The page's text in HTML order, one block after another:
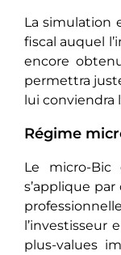
La simulation
fiscal auquel
encore
permettra
lui conviendra
Régime
Le micro-
s’applique
l’investisseur
plus-values